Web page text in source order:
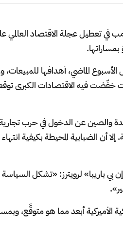
في تعطيل عجلة الاقتصاد العالمي
الماضي، أهدافها
فيه الاقتصادات الكبرى
والصين عن الدخول في حرب
إلا أن الضبابية المحيطة بكيفية
باريبا» لرويترز: «تشكل السياسة
أبعد مما هو متوقَّع،